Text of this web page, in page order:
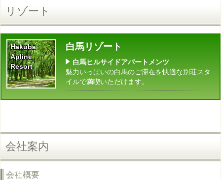
リゾート
Hakuba
Apline
Resort
白馬リゾート
白馬ヒルサイドアパートメンツ
魅力いっぱいの白馬のご滞在を快適な別荘スタ
イルで満喫いただけます。
会社案内
会社概要